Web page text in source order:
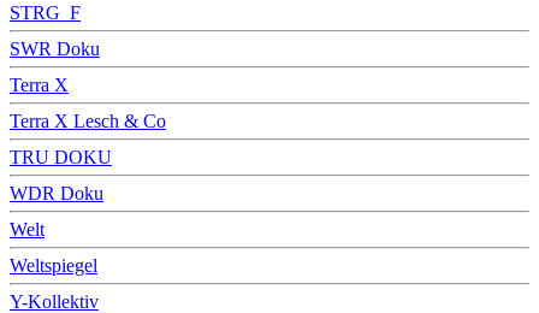
STRG_F
SWR Doku
Terra X
Terra X Lesch & Co
TRU DOKU
WDR Doku
Welt
Weltspiegel
Y-Kollektiv